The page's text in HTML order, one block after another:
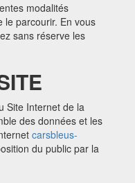
modalités
le parcourir. En vous
sans réserve les
Site Internet de la
des données et les
carsbleus-
du public par la